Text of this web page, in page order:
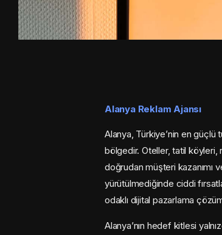
Alanya Reklam Ajansı
Alanya, Türkiye’nin en güçlü
bölgedir. Oteller, tatil köyleri,
doğrudan müşteri kazanımı
yürütülmediğinde ciddi
odaklı dijital pazarlama
Alanya’nın hedef kitlesi